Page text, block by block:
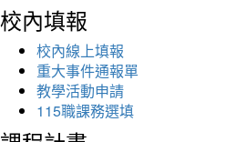
校內填報
校內線上填報
重大事件通報單
教學活動申請
115職課務選填